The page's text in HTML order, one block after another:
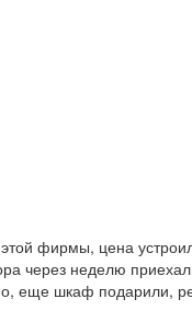
фирмы, цена
через неделю
еще шкаф подарили,